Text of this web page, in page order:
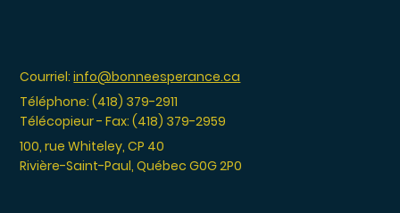
Courriel:info@bonneesperance.ca
Téléphone: (418) 379-2911
Télécopieur - Fax: (418) 379-2959
100, rue Whiteley, CP 40
Rivière-Saint-Paul, Québec G0G 2P0